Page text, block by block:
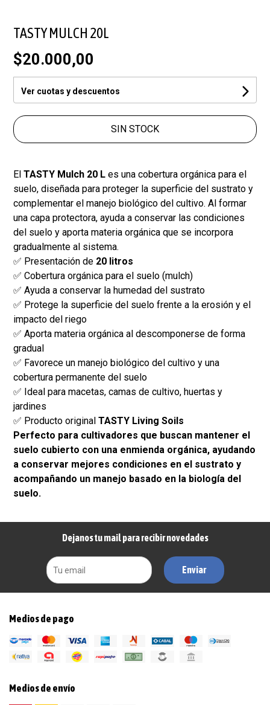
TASTY MULCH 20L
$20.000,00
Ver cuotas y descuentos
SIN STOCK
ElTASTY Mulch 20 L es una cobertura orgánica para el
suelo, diseñada para proteger la superficie del sustrato y
complementar el manejo biológico del cultivo. Al formar
una capa protectora, ayuda a conservar las condiciones
del suelo y aporta materia orgánica que se incorpora
gradualmente al sistema.
✅ Presentación de 20 litros
✅ Cobertura orgánica para el suelo (mulch)
✅ Ayuda a conservar la humedad del sustrato
✅ Protege la superficie del suelo frente a la erosión y el
impacto del riego
✅ Aporta materia orgánica al descomponerse de forma
gradual
✅ Favorece un manejo biológico del cultivo y una
cobertura permanente del suelo
✅ Ideal para macetas, camas de cultivo, huertas y
jardines
✅ Producto originalTASTY Living Soils
Perfecto para cultivadores que buscan mantener el
suelo cubierto con una enmienda orgánica, ayudando
a conservar mejores condiciones en el sustrato y
acompañando un manejo basado en la biología del
suelo.
Dejanos tu mail para recibir novedades
Enviar
Medios de pago
Medios de envío